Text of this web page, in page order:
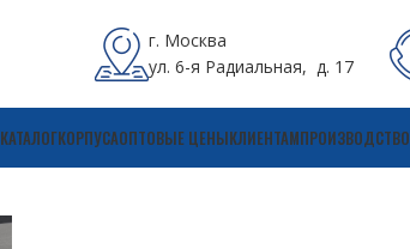
г. Москва
ул. 6-я Радиальная, д. 17
КАТАЛОГКОРПУСАОПТОВЫЕ ЦЕНЫКЛИЕНТАМПРОИЗВОДСТВО